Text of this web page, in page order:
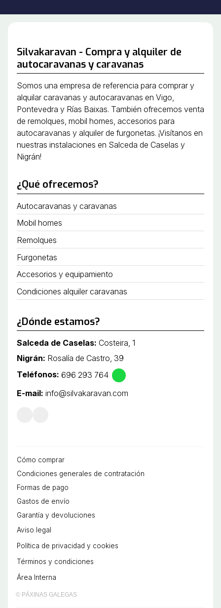
Silvakaravan - Compra y alquiler de
autocaravanas y caravanas
Somos una empresa de referencia para comprar y
alquilar caravanas y autocaravanas en Vigo,
Pontevedra y Rías Baixas. También ofrecemos venta
de remolques, mobil homes, accesorios para
autocaravanas y alquiler de furgonetas. ¡Visítanos en
nuestras instalaciones en Salceda de Caselas y
Nigrán!
¿Qué ofrecemos?
Autocaravanas y caravanas
Mobil homes
Remolques
Furgonetas
Accesorios y equipamiento
Condiciones alquiler caravanas
¿Dónde estamos?
Salceda de Caselas: Costeira, 1
Nigrán: Rosalía de Castro, 39
Teléfonos: 696 293 764
E-mail: info@silvakaravan.com
Cómo comprar
Condiciones generales de contratación
Formas de pago
Gastos de envío
Garantía y devoluciones
Aviso legal
Política de privacidad y cookies
Términos y condiciones
Área Interna
© PÁXINAS GALEGAS